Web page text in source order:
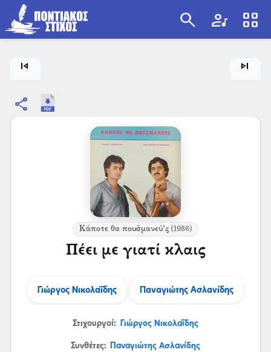
search artist view_cozy
skip_previous skip_next
share
Κάποτε θα πουσ̌μανεύ’ς(1986)
Πέει με γιατί κλαις
Γιώργος Νικολαΐδης Παναγιώτης Ασλανίδης
Στιχουργοί: Γιώργος Νικολαΐδης
Συνθέτες: Παναγιώτης Ασλανίδης